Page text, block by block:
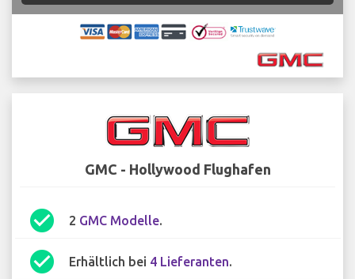
GMC - Hollywood Flughafen
check_circle 2 GMC Modelle.
check_circle Erhältlich bei 4 Lieferanten.